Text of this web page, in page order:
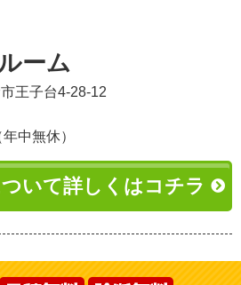
ーム
王子台4-28-12
中無休）
いて詳しくはコチラ